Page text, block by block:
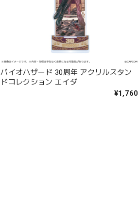
バイオハザード 30周年 アクリルスタン
ドコレクション エイダ
¥1,760